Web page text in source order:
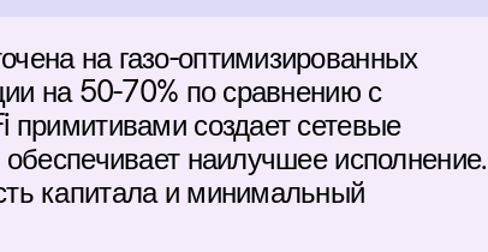
на газо-оптимизированных
на 50-70% по сравнению с
примитивами создает сетевые
наилучшее исполнение.
капитала и минимальный